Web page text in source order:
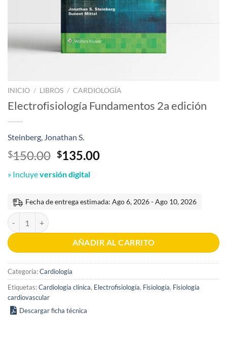
INICIO / LIBROS / CARDIOLOGÍA
Electrofisiología Fundamentos 2a edición
Steinberg, Jonathan S.
$150.00 El
original
$150.00.
$135.00El
$135.00.
» Incluyeversión digital
Fecha de entrega estimada: Ago 6, 2026 - Ago 10, 2026
Electrofisiología Fundamentos 2a edición cantidad
AÑADIR AL CARRITO
Categoría:Cardiología
Etiquetas:Cardiología clínica, Electrofisiología, Fisiología, Fisiología
cardiovascular
Descargar ficha técnica